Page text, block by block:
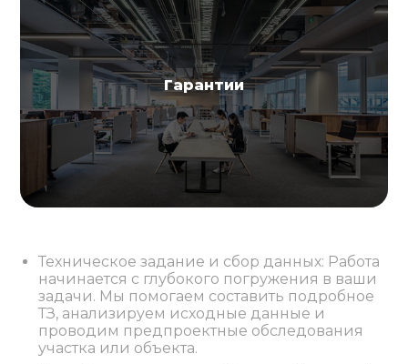
Гарантии
Техническое задание и сбор данных: Работа
начинается с глубокого погружения в ваши
задачи. Мы помогаем составить подробное
ТЗ, анализируем исходные данные и
проводим предпроектные обследования
участка или объекта.